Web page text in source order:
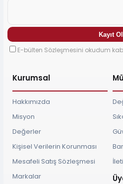
E-bülten Sözleşmesini okudum
Kurumsal
Hakkımızda
Misyon
Değerler
Kişisel Verilerin Korunması
Mesafeli Satış Sözleşmesi
Markalar